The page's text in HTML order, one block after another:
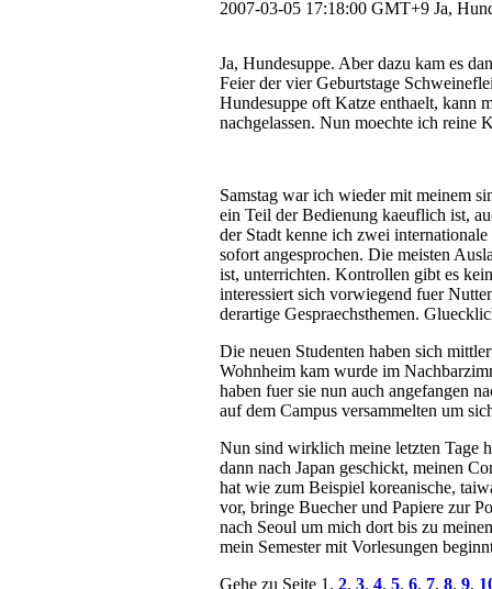
2007-03-05 17:18:00 GMT+9 Ja,
Ja, Hundesuppe. Aber dazu kam es
Feier der vier Geburtstage
Hundesuppe oft Katze enthaelt, kann
nachgelassen. Nun moechte ich reine
Samstag war ich wieder mit meinem
ein Teil der Bedienung kaeuflich ist,
der Stadt kenne ich zwei
sofort angesprochen. Die meisten
ist, unterrichten. Kontrollen gibt es
interessiert sich vorwiegend fuer
derartige Gespraechsthemen.
Die neuen Studenten haben sich
Wohnheim kam wurde im
haben fuer sie nun auch angefangen
auf dem Campus versammelten um
Nun sind wirklich meine letzten Tage
dann nach Japan geschickt, meinen
hat wie zum Beispiel koreanische,
vor, bringe Buecher und Papiere zur
nach Seoul um mich dort bis zu
mein Semester mit Vorlesungen
Gehe zu Seite 1, 2, 3, 4, 5, 6, 7, 8, 9,